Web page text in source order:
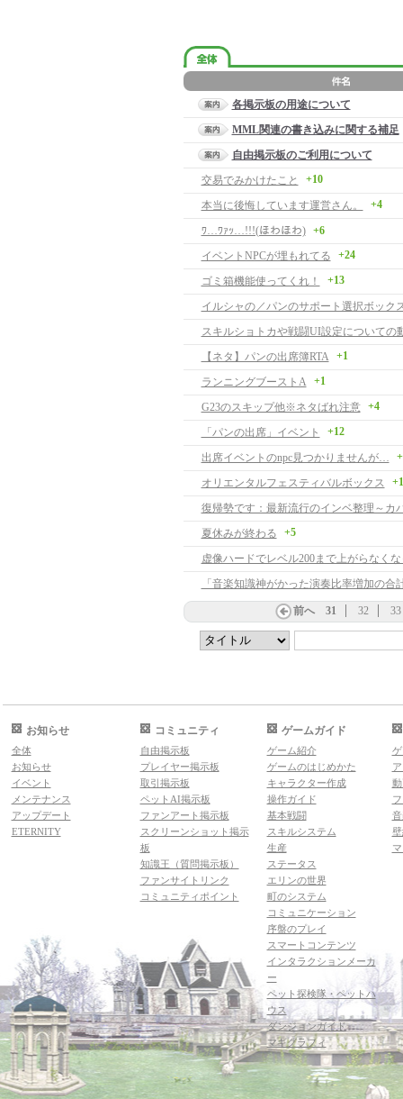
各掲示板の用途について
MML関連の書き込みに関する補足
自由掲示板のご利用について
交易でみかけたこと
+10
本当に後悔しています運営さん。 +4
ﾜ…ﾜｧｯ…!!!(ほわほわ)
+6
イベントNPCが埋もれてる
+24
ゴミ箱機能使ってくれ！ +13
イルシャの／パンのサポート選択ボック
スキルショトカや戦闘UI設定についての
【ネタ】パンの出席簿RTA
+1
ランニングブーストA +1
G23のスキップ他※ネタばれ注意 +4
「パンの出席」イベント +12
出席イベントのnpc見つかりませんが…
オリエンタルフェスティバルボックス
復帰勢です：最新流行のインベ整理～カ
夏休みが終わる
+5
前へ 31 32 33
お知らせ
全体
お知らせ
イベント
メンテナンス
アップデート
ETERNITY
コミュニティ
自由掲示板
プレイヤー掲示板
取引掲示板
ペットAI掲示板
ファンアート掲示板
スクリーンショット掲示
板
知識王（質問掲示板）
ファンサイトリンク
コミュニティポイント
ゲームガイド
ゲーム紹介
ゲームのはじめかた
キャラクター作成
操作ガイド
基本戦闘
スキルシステム
生産
ステータス
エリンの世界
町のシステム
コミュニケーション
序盤のプレイ
スマートコンテンツ
インタラクションメーカ
ー
ペット探検隊・ペットハ
ウス
ダンジョンガイド
マギグラフィ